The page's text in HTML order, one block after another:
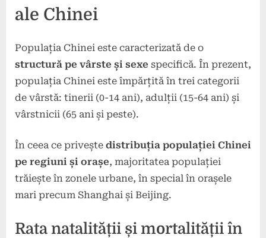
ale Chinei
Populația Chinei este caracterizată de o
structură pe vârste și sexe specifică. În prezent,
populația Chinei este împărțită în trei categorii
de vârstă: tinerii (0-14 ani), adulții (15-64 ani) și
vârstnicii (65 ani și peste).
În ceea ce privește distribuția populației Chinei
pe regiuni și orașe, majoritatea populației
trăiește în zonele urbane, în special în orașele
mari precum Shanghai și Beijing.
Rata natalității și mortalității în